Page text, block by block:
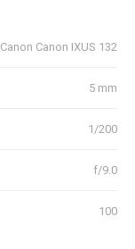
Canon Canon IXUS 132
5 mm
1/200
f/9.0
100